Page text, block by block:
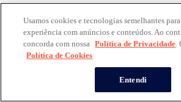
Usamos cookies e tecnologias semelhantes
experiência com anúncios e conteúdos. Ao
concorda com nossa Política de Privacidade.
Política de Cookies
Entendi